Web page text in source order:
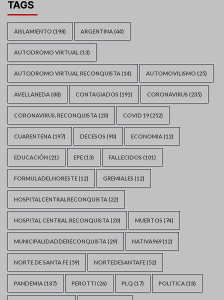
TAGS
AISLAMIENTO (198) ARGENTINA (44)
AUTODROMO VIRTUAL (13)
AUTODROMO VIRTUAL RECONQUISTA (14) AUTOMOVILISMO (25)
AVELLANEDA (88) CONTAGIADOS (191) CORONAVIRUS (235)
CORONAVIRUS. RECONQUISTA (20) COVID 19(252)
CUARENTENA (197) DECESOS (90) ECONOMIA (12)
EDUCACIÓN (21) EPE(13) FALLECIDOS (101)
FORMULADELNORESTE(12) GREMIALES (12)
HOSPITALCENTRALRECONQUISTA (22)
HOSPITAL CENTRAL RECONQUISTA (20) MUERTOS (74)
MUNICIPALIDADDERECONQUISTA (29) NATIVA969(12)
NORTE DE SANTA FE(59) NORTEDESANTAFE(52)
PANDEMIA (187) PEROTTI (26) PLQ (17) POLITICA (18)